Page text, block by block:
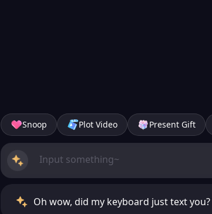
Snoop Plot Video Present Gift
Oh wow, did my keyboard just text